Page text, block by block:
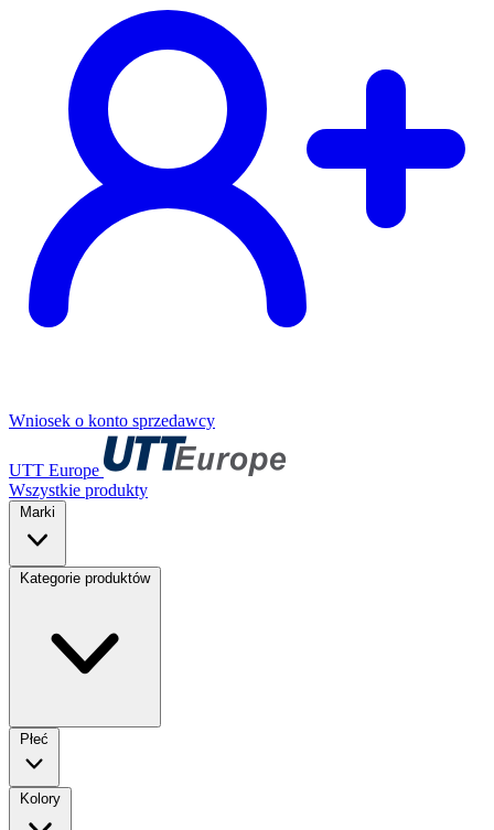
Wniosek o konto sprzedawcy
UTT Europe
Wszystkie produkty
Marki
Kategorie produktów
Płeć
Kolory